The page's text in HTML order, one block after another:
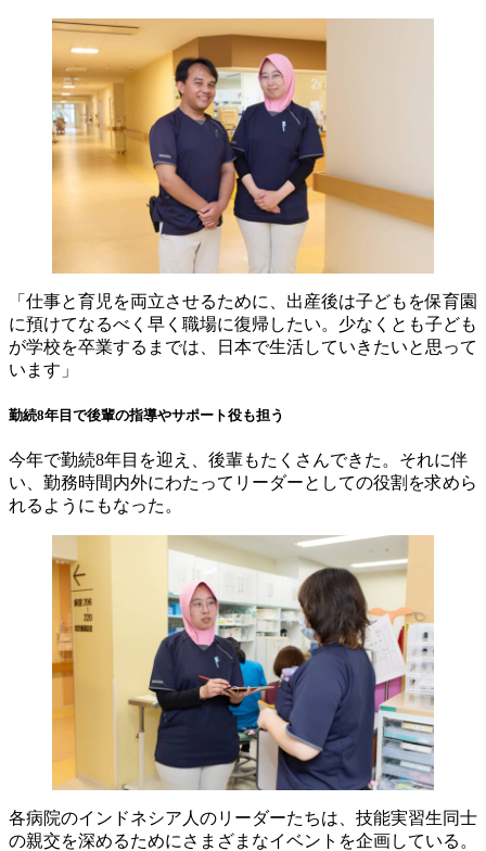
「仕事と育児を両立させるために、出産後は子どもを保育園
に預けてなるべく早く職場に復帰したい。少なくとも子ども
が学校を卒業するまでは、日本で生活していきたいと思って
います」
勤続8年目で後輩の指導やサポート役も担う
今年で勤続8年目を迎え、後輩もたくさんできた。それに伴
い、勤務時間内外にわたってリーダーとしての役割を求めら
れるようにもなった。
各病院のインドネシア人のリーダーたちは、技能実習生同士
の親交を深めるためにさまざまなイベントを企画している。